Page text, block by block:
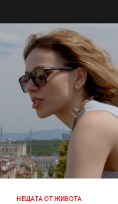
НЕЩАТА ОТ ЖИВОТА